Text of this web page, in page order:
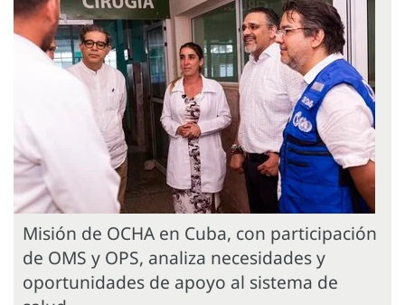
Misión de OCHA en Cuba, con participación
de OMS y OPS, analiza necesidades y
oportunidades de apoyo al sistema de